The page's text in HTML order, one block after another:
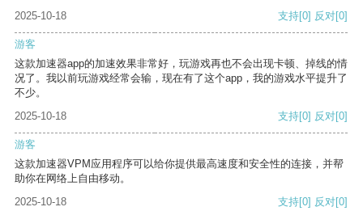
2025-10-18 支持[0] 反对[0]
游客
这款加速器app的加速效果非常好，玩游戏再也不会出现卡顿、掉线的情
况了。我以前玩游戏经常会输，现在有了这个app，我的游戏水平提升了
不少。
2025-10-18
支持[0] 反对[0]
游客
这款加速器VPM应用程序可以给你提供最高速度和安全性的连接，并帮
助你在网络上自由移动。
2025-10-18
支持[0] 反对[0]